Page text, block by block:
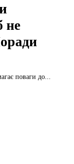
не
поваги до...